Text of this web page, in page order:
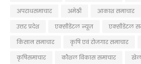
अपराधसमाचार
अमेठी आकाश समाचार
उत्तर प्रदेश
एक्सीडेंटल न्यूज़ एक्सीडेंटल
किसान समाचार
कृषि एवं रोजगार समाचार
कृषिसमाचार
कौशल विकास समाचार
खेल